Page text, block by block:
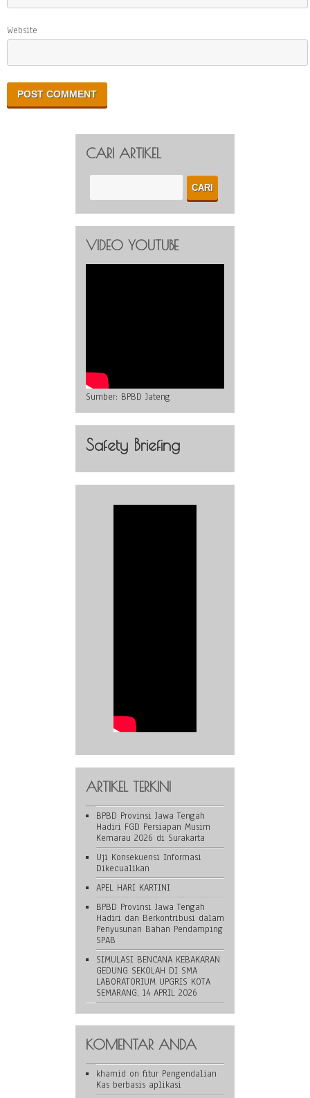
Website
CARI ARTIKEL
VIDEO YOUTUBE
Sumber: BPBD Jateng
Safety Briefing
ARTIKEL TERKINI
BPBD Provinsi Jawa Tengah
Hadiri FGD Persiapan Musim
Kemarau 2026 di Surakarta
Uji Konsekuensi Informasi
Dikecualikan
APEL HARI KARTINI
BPBD Provinsi Jawa Tengah
Hadiri dan Berkontribusi dalam
Penyusunan Bahan Pendamping
SPAB
SIMULASI BENCANA KEBAKARAN
GEDUNG SEKOLAH DI SMA
LABORATORIUM UPGRIS KOTA
SEMARANG, 14 APRIL 2026
KOMENTAR ANDA
khamid on fitur Pengendalian
Kas berbasis aplikasi